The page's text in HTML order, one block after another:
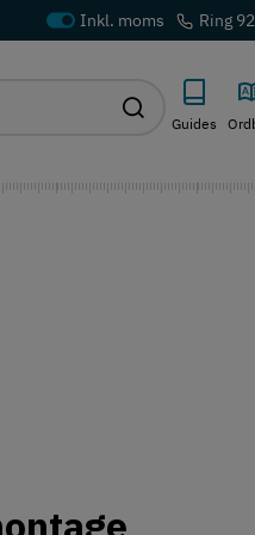
Ring
Guides